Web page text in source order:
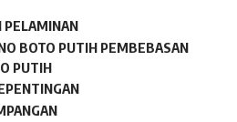
PELAMINAN
BOTO PUTIH PEMBEBASAN
PUTIH